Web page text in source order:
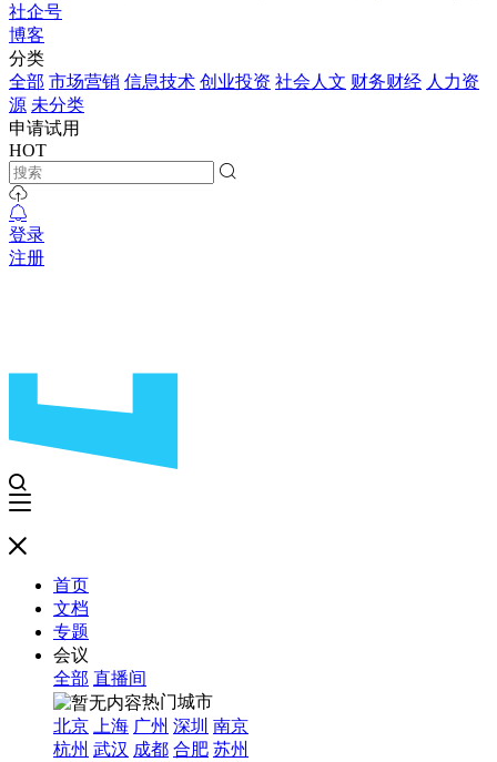
社企号
博客
分类
全部 市场营销 信息技术 创业投资 社会人文 财务财经 人力资
源 未分类
申请试用
HOT
登录
注册
首页
文档
专题
会议
全部 直播间
热门城市
北京
上海 广州 深圳 南京
杭州 武汉 成都 合肥 苏州